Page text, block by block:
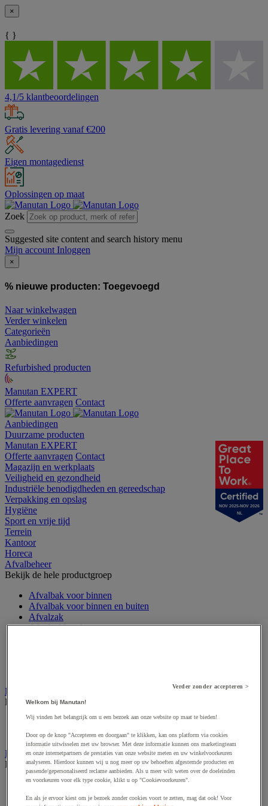
×
{ }
4,1/5 klantbeoordelingen
Gratis levering vanaf €200
Eigen montagedienst
Oplossingen op maat
Zoek
Suggested site content and search history menu
Mijn account Inloggen
×
% nieuwe producten: Toegevoegd
Naar winkelwagen
Verder winkelen
Categorieën
Aanbiedingen
Refurbished producten
Manutan EXPERT
Offerte aanvragen Contact
Aanbiedingen
Duurzame producten
Manutan EXPERT
Offerte aanvragen Contact
Magazijn en werkplaats
Veiligheid en gezondheid
Industriële benodigdheden en gereedschap
Verpakking en opslag
Hygiëne
Sport en vrije tijd
Terrein
Kantoor
Horeca
Afvalbeheer
Bekijk de hele productgroep
Afvalbak voor binnen
Afvalbak voor binnen en buiten
Afvalzak
Afvalzakhouder
Handdoeken en handdoekdispenser
Bekijk de hele productgroep
Handdoek gevouwen en rollen
Handdoekdispenser en toebehoren
Industrieel reinigen
Bekijk de hele productgroep
Dispenser voor industrieel poetspapier
Industriële poetsrollen
NOV 2025-NOV 2026
NL
Verder zonder accepteren >
Welkom bij Manutan!
Wij vinden het belangrijk om u een bezoek aan onze website op maat te bieden!
Door op de knop "Accepteren en doorgaan" te klikken, kan ons platform via cookies
informatie uitwisselen met uw browser. Met deze informatie kunnen ons marketingteam
en onze internetpartners de prestaties van onze website meten en uw winkelvoorkeuren
analyseren. Hierdoor kunnen wij u nog meer op uw behoeften afgestemde producten en
passende/gepersonaliseerd reclame aanbieden. Als u meer wilt weten over de doeleinden
en voorkeuren voor elk type cookie, klikt u op "Cookievoorkeuren".
En als je ervoor kiest om je bezoek zonder cookies voort te zetten, mag dat ook! Voor